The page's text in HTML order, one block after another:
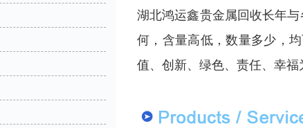
湖北鸿运鑫贵金属回收长年
何，含量高低，数量多少，
值、创新、绿色、责任、幸